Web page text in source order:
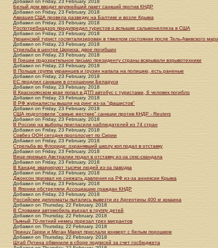
Добавил on Friday, 23 February. 2018
Белый дом вводит крупнейший пакет санкций против КНДР
Добавил on Friday, 23 February. 2018
Авиация США провела разведку на Балтике и возле Крыма
Добавил on Friday, 23 February. 2018
Роспотребнадзор предупредил туристов о вспышке сальмонеллеза в США
Добавил on Friday, 23 February. 2018
Украинский турист госпитализирован в тяжелом состоянии после Тель-Авивского
Добавил on Friday, 23 February. 2018
Стрельба в центре Цюриха: двое погибших
Добавил on Friday, 23 February. 2018
В Греции подозриткльное письмо президенту страны вскрывали взрывотехники
Добавил on Friday, 23 February. 2018
В Польше группа украинцев и грузин напала на полицию, есть раненые
Добавил on Friday, 23 February. 2018
ЕС продлил санкции в отношении Беларуси
Добавил on Friday, 23 February. 2018
В Красноярском крае попал в ДТП автобус с туристами, 6 человек погибло
Добавил on Friday, 23 February. 2018
В РФ журналисты вышли на ринг из-за "фашистов"
Добавил on Friday, 23 February. 2018
США подготовили "самые жесткие" санкции против КНДР - Reuters
Добавил on Friday, 23 February. 2018
В Россию на выборы пригласили наблюдателей из 74 стран
Добавил on Friday, 23 February. 2018
Совбез ООН сегодня проголосует по Сирии
Добавил on Friday, 23 February. 2018
Стрельба во Флориде: охранявший школу коп подал в отставку
Добавил on Friday, 23 February. 2018
Вице-премьер Австралии подал в отставку из-за секс-скандала
Добавил on Friday, 23 February. 2018
В Канаде эвакуируют тысячи людей из-за паводка
Добавил on Friday, 23 February. 2018
Джонсон призвал не снижать давления на РФ из-за аннексии Крыма
Добавил on Friday, 23 February. 2018
В Японии обстреляли Ассоциацию граждан КНДР
Добавил on Friday, 23 February. 2018
Российские дипломаты пытались вывезти из Аргентины 400 кг кокаина
Добавил on Thursday, 22 February. 2018
В Словакии автомобиль въехал в группу детей
Добавил on Thursday, 22 February. 2018
Пьяный 70-летний немец порезал трех мигрантов
Добавил on Thursday, 22 February. 2018
Принцу Гарри и Меган Маркл прислали конверт с белым порошком
Добавил on Thursday, 22 February. 2018
Штаб Путина обвинили в сборе подписей за счет госбюджета